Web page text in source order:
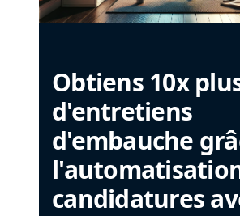
Obtiens 10x
d'entretiens
d'embauche
candidatures